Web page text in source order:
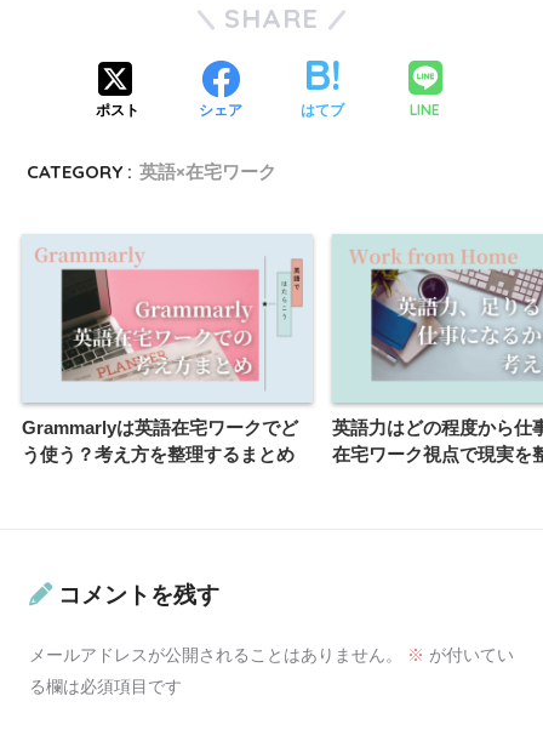
SHARE
ポスト シェア はてブ LINE
CATEGORY : 英語×在宅ワーク
Grammarlyは英語在宅ワークでど
う使う？考え方を整理するまとめ
英語力はどの程度から仕
在宅ワーク視点で現実を
コメントを残す
メールアドレスが公開されることはありません。 ※ が付いてい
る欄は必須項目です